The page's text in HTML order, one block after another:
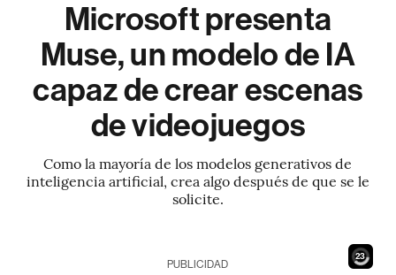
Microsoft presenta
Muse, un modelo de IA
capaz de crear escenas
de videojuegos
Como la mayoría de los modelos generativos de
inteligencia artificial, crea algo después de que se le
solicite.
22
PUBLICIDAD